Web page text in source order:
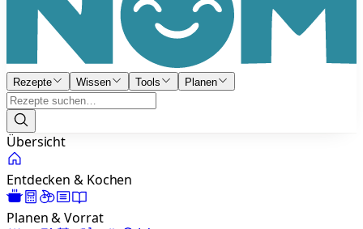
Rezepte Wissen Tools Planen
Übersicht
Entdecken & Kochen
Planen & Vorrat